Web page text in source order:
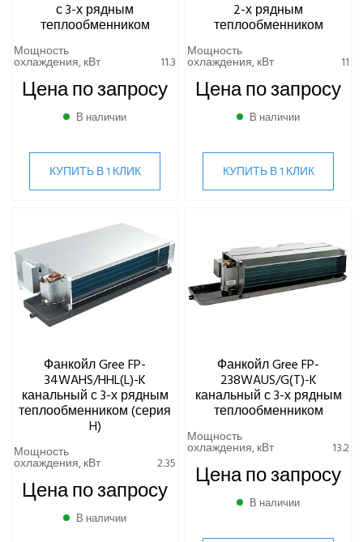
с 3-х рядным
теплообменником
Мощность
охлаждения, кВт 11.3
Цена по запросу
В наличии
КУПИТЬ В 1 КЛИК
2-х рядным
теплообменником
Мощность
охлаждения, кВт 11
Цена по запросу
В наличии
КУПИТЬ В 1 КЛИК
Фанкойл Gree FP-
34WAHS/HHL(L)-K
канальный с 3-х рядным
теплообменником (серия
H)
Мощность
охлаждения, кВт 2.35
Цена по запросу
В наличии
Фанкойл Gree FP-
238WAUS/G(T)-K
канальный с 3-х рядным
теплообменником
Мощность
охлаждения, кВт 13.2
Цена по запросу
В наличии